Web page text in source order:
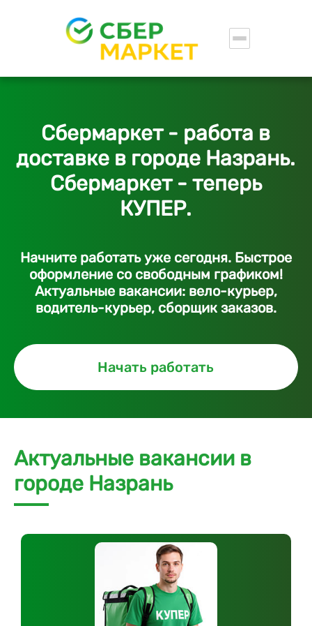
Сбермаркет - работа в
доставке в городе Назрань.
Сбермаркет - теперь
КУПЕР.
Начните работать уже сегодня. Быстрое
оформление со свободным графиком!
Актуальные вакансии: вело-курьер,
водитель-курьер, сборщик заказов.
Начать работать
Актуальные вакансии в
городе Назрань